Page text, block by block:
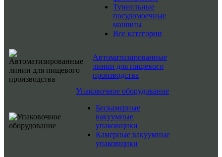
Туннельные
посудомоечные
машины
Все категории
Автоматизированные
линии для пищевого
производства
Упаковочное оборудование
Бескамерные
вакуумные
упаковщики
Камерные вакуумные
упаковщики